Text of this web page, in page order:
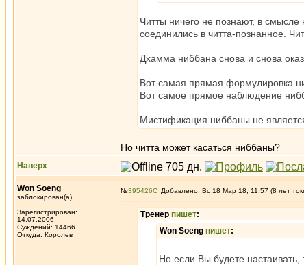
Читты ничего не познают, в
соединились в читта-познанное.
Дхамма ниббана снова и снова
Вот самая прямая формулировка
Вот самое прямое наблюдение
Мистификация ниббаны не
Но читта может касаться ниббаны?
Наверх
Won Soeng
заблокирован(а)
Зарегистрирован:
14.07.2006
Суждений: 14466
Откуда: Королев
№395426 Добавлено: Вс 18 Мар 18, 11:57 (8 лет
Тренер пишет:
Won Soeng пишет:
Но если Вы будете настаивать,